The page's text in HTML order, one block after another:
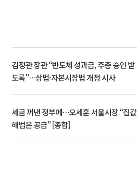
김정관 장관 “반도체 성과급, 주총 승인 받
도록”…상법·자본시장법 개정 시사
세금 꺼낸 정부에…오세훈 서울시장 “집값
해법은 공급” [종합]